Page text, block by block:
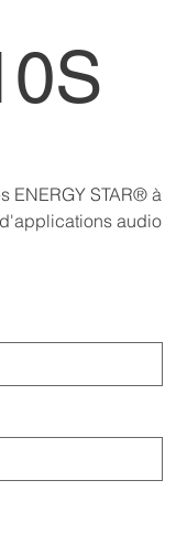
ENERGY STAR® à
audio